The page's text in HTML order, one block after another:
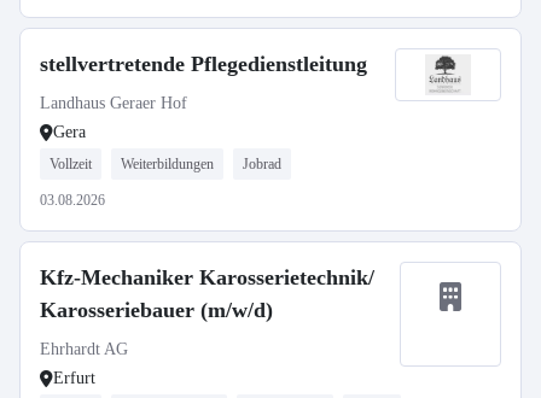
stellvertretende Pflegedienstleitung
Landhaus Geraer Hof
Gera
Vollzeit Weiterbildungen Jobrad
03.08.2026
Kfz-Mechaniker Karosserietechnik/
Karosseriebauer (m/w/d)
Ehrhardt AG
Erfurt